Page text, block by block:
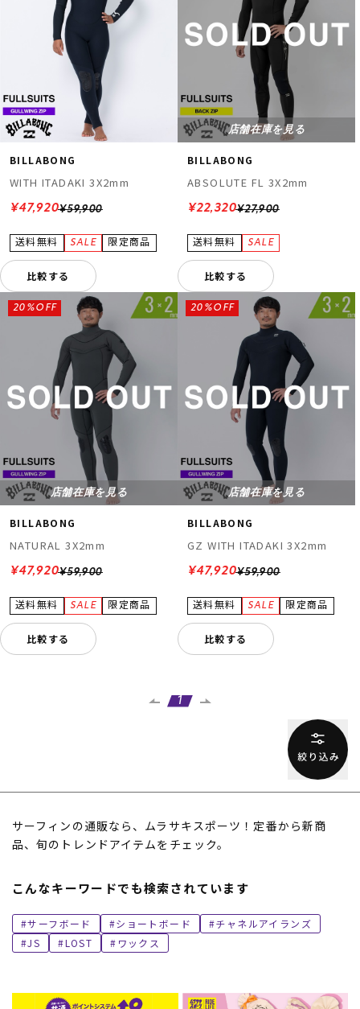
BILLABONG
WITH ITADAKI 3X2mm
¥59,900
¥47,920
比較する
店舗在庫を見る
BILLABONG
ABSOLUTE FL 3X2mm
¥27,900
¥22,320
比較する
店舗在庫を見る
BILLABONG
NATURAL 3X2mm
¥59,900
20%OFF
¥47,920
比較する
店舗在庫を見る
BILLABONG
GZ WITH ITADAKI 3X2mm
¥59,900
20%OFF
¥47,920
比較する
1
サーフィンの通販なら、ムラサキスポーツ！定番から新商
品、旬のトレンドアイテムをチェック。
こんなキーワードでも検索されています
サーフボード ショートボード
チャネルアイランズ
JS
LOST ワックス